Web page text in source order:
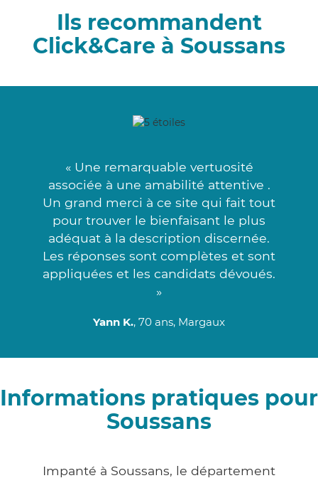
Ils recommandent
Click&Care à Soussans
« Une remarquable vertuosité
associée à une amabilité attentive .
Un grand merci à ce site qui fait tout
pour trouver le bienfaisant le plus
adéquat à la description discernée.
Les réponses sont complètes et sont
appliquées et les candidats dévoués.
»
Yann K., 70 ans, Margaux
Informations pratiques pour
Soussans
Impanté à Soussans, le département